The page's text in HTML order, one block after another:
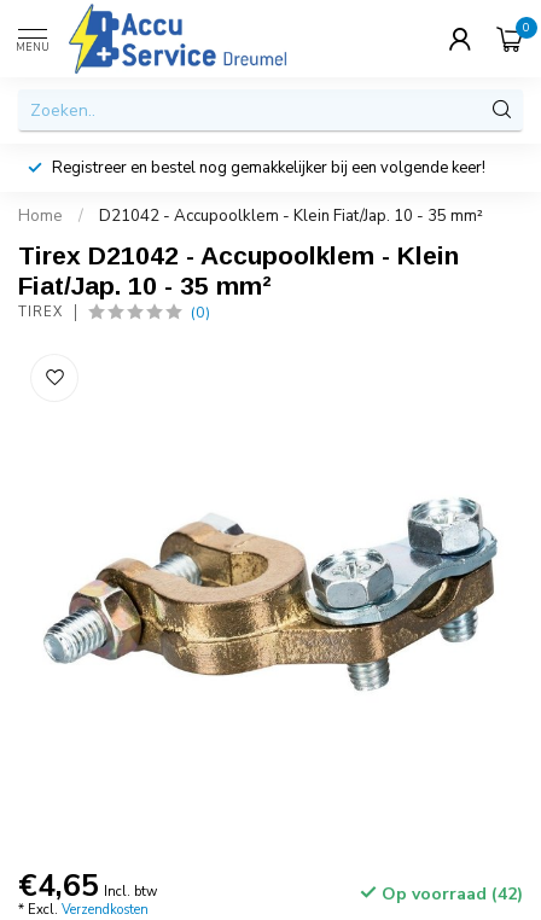
MENU
0
Registreer en bestel nog gemakkelijker bij een volgende keer!
Home / D21042 - Accupoolklem - Klein Fiat/Jap. 10 - 35 mm²
Tirex D21042 - Accupoolklem - Klein
Fiat/Jap. 10 - 35 mm²
TIREX (0)
€4,65 Incl. btw
* Excl. Verzendkosten
Op voorraad (42)